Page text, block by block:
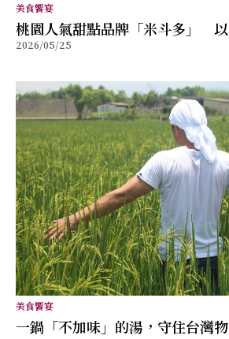
美食饗宴
桃園人氣甜點品牌「米斗多」
精神打造值得分享的幸福味道
2026/05/25
美食饗宴
⼀鍋「不加味」的湯，守住台灣